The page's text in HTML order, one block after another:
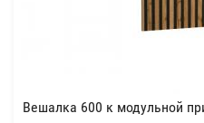
Вешалка 600 к модульной